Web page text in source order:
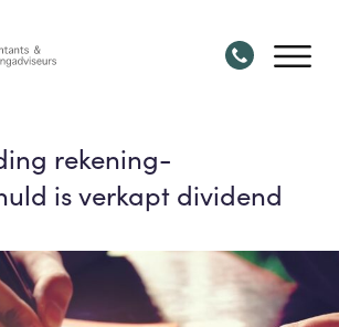
rekening-
is verkapt dividend